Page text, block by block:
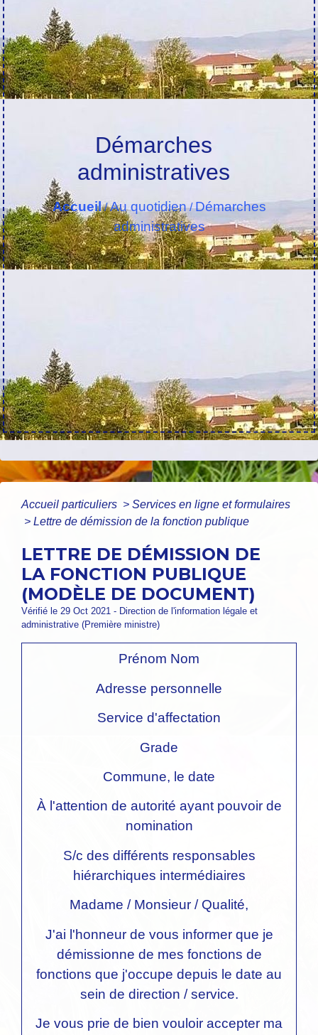
Démarches
administratives
Accueil/Au quotidien/Démarches
administratives
Accueil particuliers > Services en ligne et formulaires
> Lettre de démission de la fonction publique
LETTRE DE DÉMISSION DE
LA FONCTION PUBLIQUE
(MODÈLE DE DOCUMENT)
Vérifié le 29 Oct 2021 - Direction de l'information légale et
administrative (Première ministre)
Prénom Nom
Adresse personnelle
Service d'affectation
Grade
Commune, le date
À l'attention de autorité ayant pouvoir de
nomination
S/c des différents responsables
hiérarchiques intermédiaires
Madame / Monsieur / Qualité,
J'ai l'honneur de vous informer que je
démissionne de mes fonctions de
fonctions que j'occupe depuis le date au
sein de direction / service.
Je vous prie de bien vouloir accepter ma